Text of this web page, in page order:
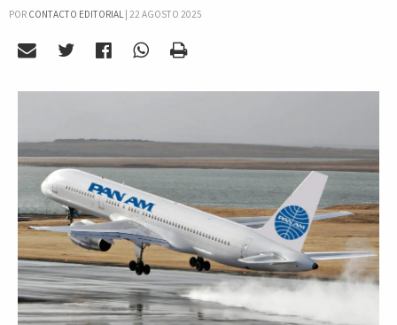
POR CONTACTO EDITORIAL| 22 AGOSTO 2025